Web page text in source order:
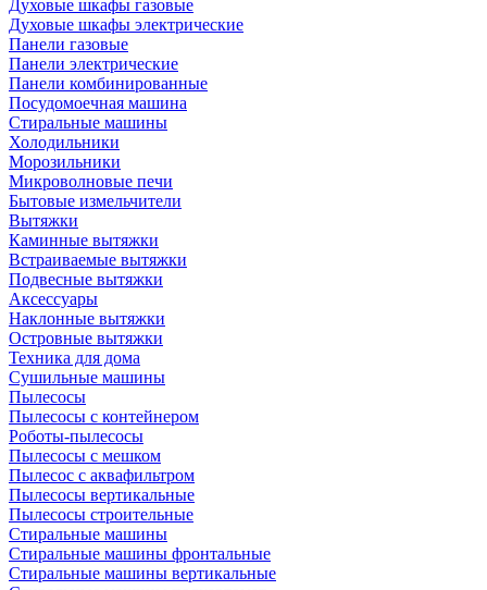
Духовые шкафы газовые
Духовые шкафы электрические
Панели газовые
Панели электрические
Панели комбинированные
Посудомоечная машина
Стиральные машины
Холодильники
Морозильники
Микроволновые печи
Бытовые измельчители
Вытяжки
Каминные вытяжки
Встраиваемые вытяжки
Подвесные вытяжки
Аксессуары
Наклонные вытяжки
Островные вытяжки
Техника для дома
Сушильные машины
Пылесосы
Пылесосы с контейнером
Роботы-пылесосы
Пылесосы с мешком
Пылесос с аквафильтром
Пылесосы вертикальные
Пылесосы строительные
Стиральные машины
Стиральные машины фронтальные
Стиральные машины вертикальные